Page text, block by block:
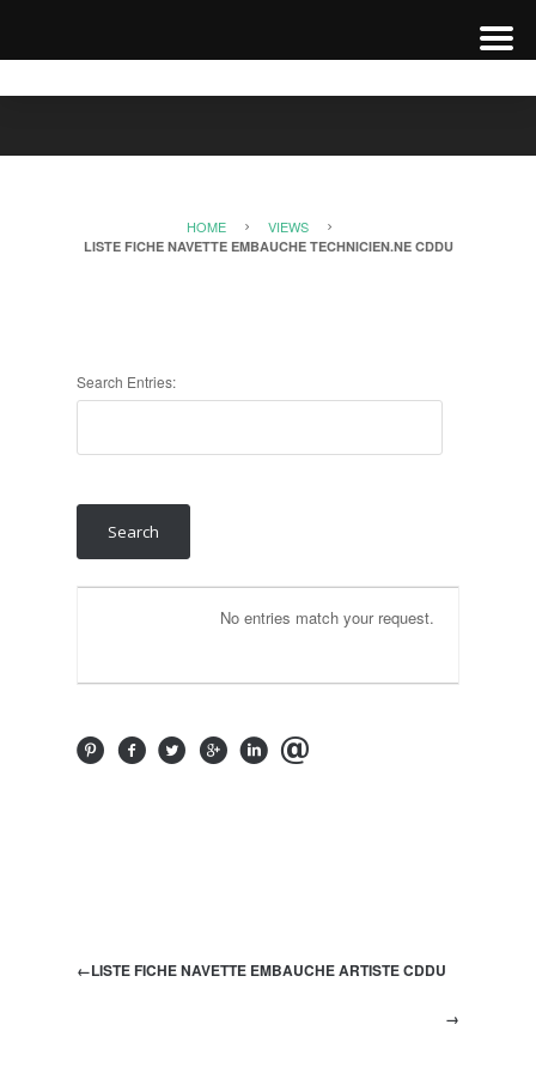
HOME VIEWS
LISTE FICHE NAVETTE EMBAUCHE TECHNICIEN.NE CDDU
Search Entries:
No entries match your request.
←LISTE FICHE NAVETTE EMBAUCHE ARTISTE CDDU
→